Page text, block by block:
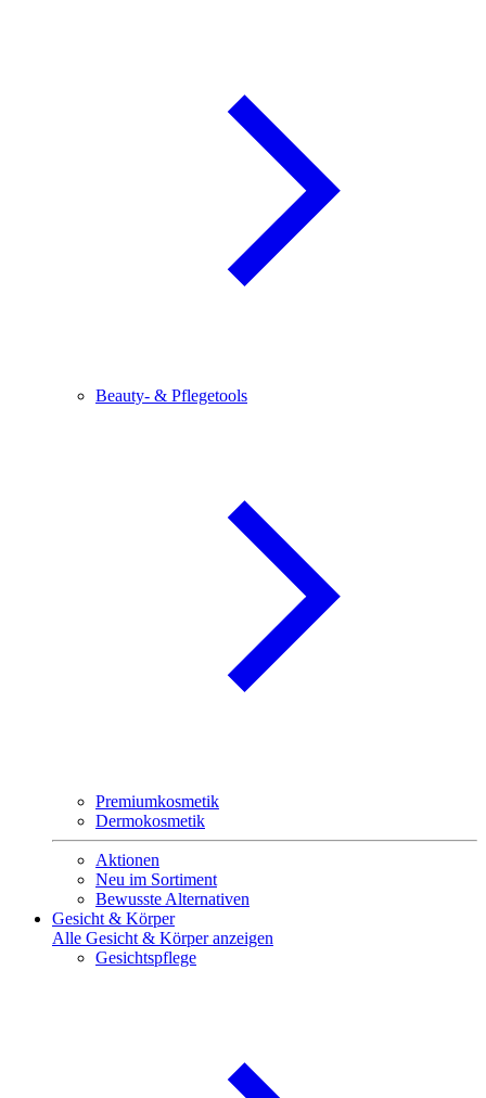
Beauty- & Pflegetools
Premiumkosmetik
Dermokosmetik
Aktionen
Neu im Sortiment
Bewusste Alternativen
Gesicht & Körper
Alle Gesicht & Körper anzeigen
Gesichtspflege